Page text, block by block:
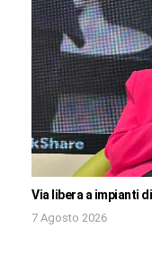
Via libera a impianti
7 Agosto 2026